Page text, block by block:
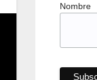
Nombre